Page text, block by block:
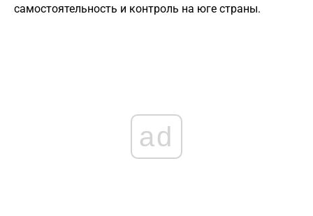
самостоятельность и контроль на юге страны.
ad